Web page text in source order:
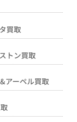
買取
トン買取
アーペル買取